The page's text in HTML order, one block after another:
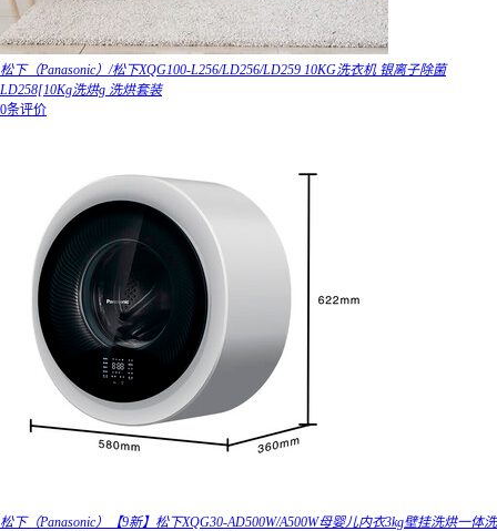
松下（Panasonic）/松下XQG100-L256/LD256/LD259 10KG洗衣机 银离子除菌
LD258[10Kg洗烘g 洗烘套装
0条评价
松下（Panasonic）【9新】松下XQG30-AD500W/A500W母婴儿内衣3kg壁挂洗烘一体洗